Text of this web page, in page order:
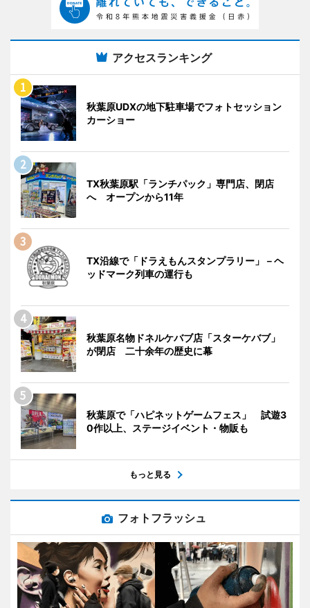
アクセスランキング
秋葉原UDXの地下駐車場でフォトセッション
カーショー
TX秋葉原駅「ランチパック」専門店、閉店
へ オープンから11年
TX沿線で「ドラえもんスタンプラリー」－ヘ
ッドマーク列車の運行も
秋葉原名物ドネルケバブ店「スターケバブ」
が閉店 二十余年の歴史に幕
秋葉原で「ハピネットゲームフェス」 試遊3
0作以上、ステージイベント・物販も
もっと見る
フォトフラッシュ